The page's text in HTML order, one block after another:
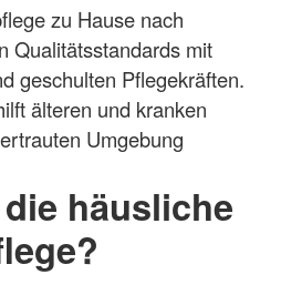
zu Hause nach
Qualitätsstandards mit
geschulten Pflegekräften.
älteren und kranken
Umgebung
häusliche